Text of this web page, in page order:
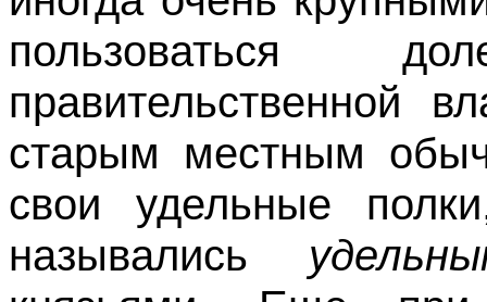
пользоваться
правительственной
старым местным
свои удельные
назывались